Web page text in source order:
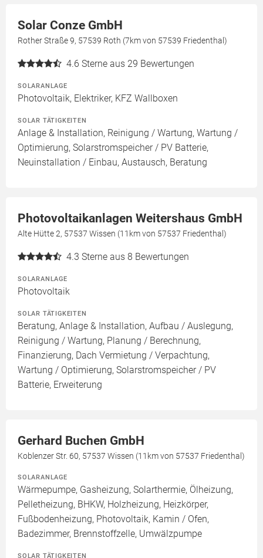
Solar Conze GmbH
Rother Straße 9, 57539 Roth (7km von 57539 Friedenthal)
4.6 Sterne aus 29 Bewertungen
SOLARANLAGE
Photovoltaik, Elektriker, KFZ Wallboxen
SOLAR TÄTIGKEITEN
Anlage & Installation, Reinigung / Wartung, Wartung /
Optimierung, Solarstromspeicher / PV Batterie,
Neuinstallation / Einbau, Austausch, Beratung
Photovoltaikanlagen Weitershaus GmbH
Alte Hütte 2, 57537 Wissen (11km von 57537 Friedenthal)
4.3 Sterne aus 8 Bewertungen
SOLARANLAGE
Photovoltaik
SOLAR TÄTIGKEITEN
Beratung, Anlage & Installation, Aufbau / Auslegung,
Reinigung / Wartung, Planung / Berechnung,
Finanzierung, Dach Vermietung / Verpachtung,
Wartung / Optimierung, Solarstromspeicher / PV
Batterie, Erweiterung
Gerhard Buchen GmbH
Koblenzer Str. 60, 57537 Wissen (11km von 57537 Friedenthal)
SOLARANLAGE
Wärmepumpe, Gasheizung, Solarthermie, Ölheizung,
Pelletheizung, BHKW, Holzheizung, Heizkörper,
Fußbodenheizung, Photovoltaik, Kamin / Ofen,
Badezimmer, Brennstoffzelle, Umwälzpumpe
SOLAR TÄTIGKEITEN